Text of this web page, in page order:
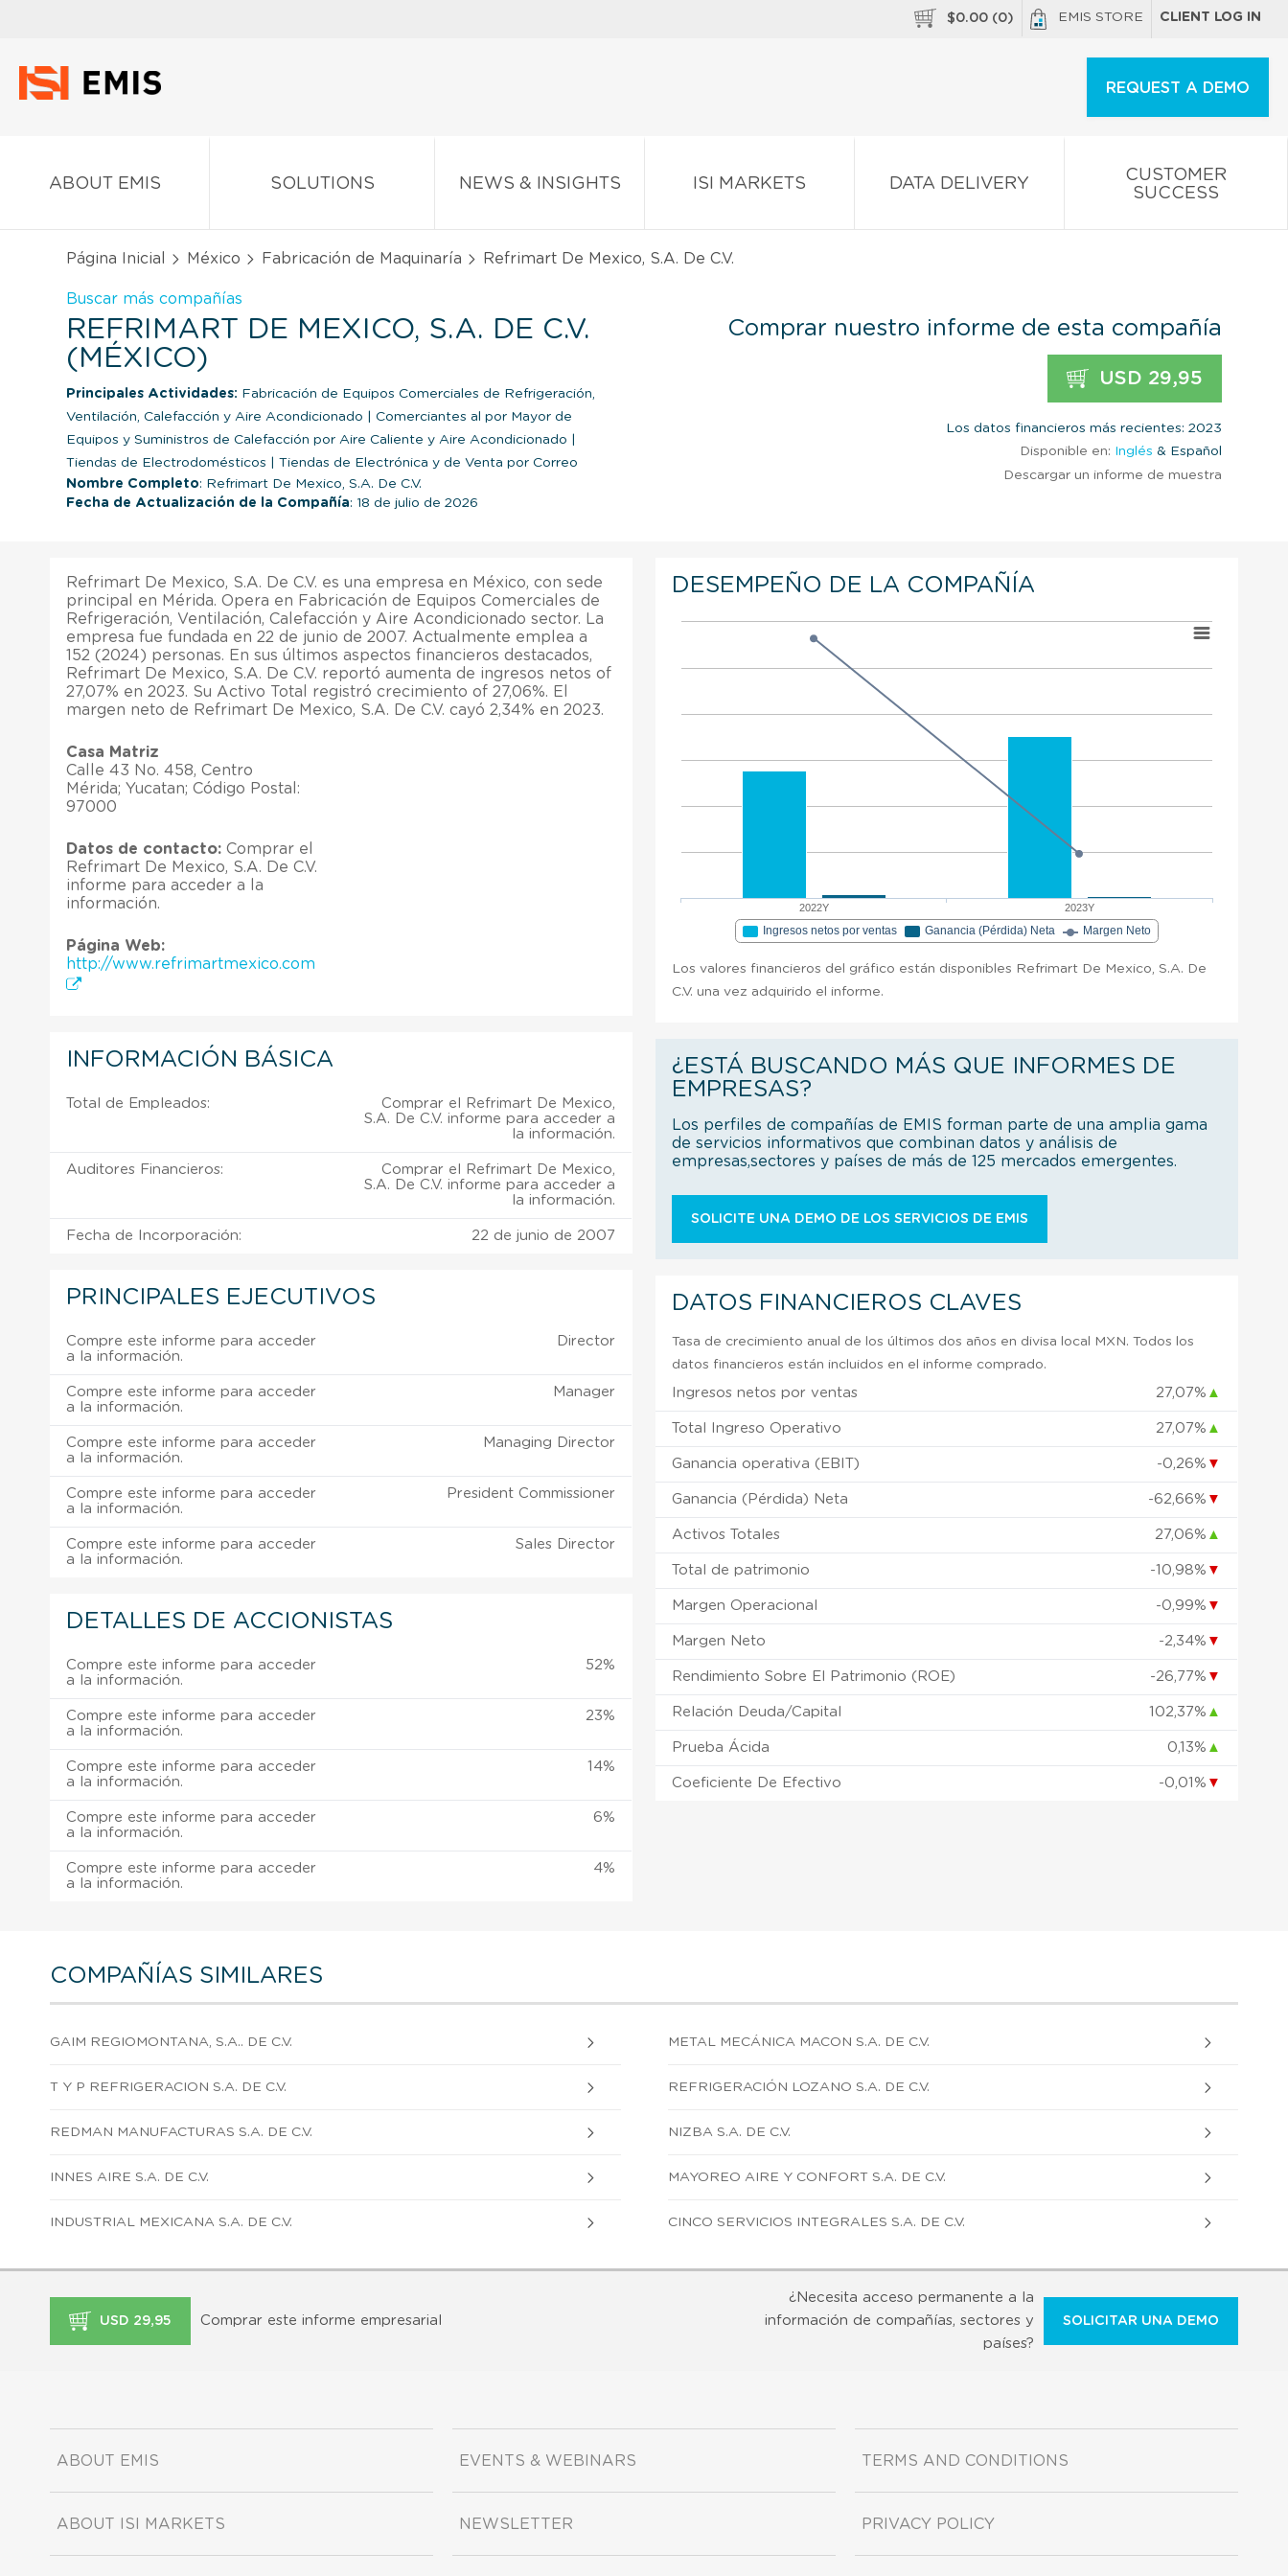
$0.00 (0) EMIS STORE CLIENT LOG IN
REQUEST A DEMO
ABOUT EMIS SOLUTIONS NEWS & INSIGHTS ISI MARKETS DATA DELIVERY
CUSTOMER
SUCCESS
Página Inicial México Fabricación de Maquinaría Refrimart De Mexico, S.A. De C.V.
Buscar más compañías
REFRIMART DE MEXICO, S.A. DE C.V.
(MÉXICO)
Principales Actividades: Fabricación de Equipos Comerciales de Refrigeración,
Ventilación, Calefacción y Aire Acondicionado
Comerciantes al por Mayor de
Equipos y Suministros de Calefacción por Aire Caliente y Aire Acondicionado
Tiendas de Electrodomésticos
Tiendas de Electrónica y de Venta por Correo
Nombre Completo: Refrimart De Mexico, S.A. De C.V.
Fecha de Actualización de la Compañía: 18 de julio de 2026
Comprar nuestro informe de esta compañía
USD 29,95
Los datos financieros más recientes: 2023
Disponible en: Inglés & Español
Descargar un informe de muestra
Refrimart De Mexico, S.A. De C.V. es una empresa en México, con sede
principal en Mérida. Opera en Fabricación de Equipos Comerciales de
Refrigeración, Ventilación, Calefacción y Aire Acondicionado sector. La
empresa fue fundada en 22 de junio de 2007. Actualmente emplea a
152 (2024) personas. En sus últimos aspectos financieros destacados,
Refrimart De Mexico, S.A. De C.V. reportó aumenta de ingresos netos of
27,07% en 2023. Su Activo Total registró crecimiento of 27,06%. El
margen neto de Refrimart De Mexico, S.A. De C.V. cayó 2,34% en 2023.
Casa Matriz
Calle 43 No. 458, Centro
Mérida; Yucatan; Código Postal:
97000
Datos de contacto: Comprar el
Refrimart De Mexico, S.A. De C.V.
informe para acceder a la
información.
Página Web:
http://www.refrimartmexico.com
INFORMACIÓN BÁSICA
Total de Empleados:
Comprar el Refrimart De Mexico,
S.A. De C.V. informe para acceder a
la información.
Auditores Financieros:
Comprar el Refrimart De Mexico,
S.A. De C.V. informe para acceder a
la información.
Fecha de Incorporación: 22 de junio de 2007
PRINCIPALES EJECUTIVOS
Compre este informe para acceder
a la información.
Director
Compre este informe para acceder
a la información.
Manager
Compre este informe para acceder
a la información.
Managing Director
Compre este informe para acceder
a la información.
President Commissioner
Compre este informe para acceder
a la información.
Sales Director
DETALLES DE ACCIONISTAS
Compre este informe para acceder
a la información.
52%
Compre este informe para acceder
a la información.
23%
Compre este informe para acceder
a la información.
14%
Compre este informe para acceder
a la información.
6%
Compre este informe para acceder
a la información.
4%
DESEMPEÑO DE LA COMPAÑÍA
2022Y 2023Y
Ingresos netos por ventas Ganancia (Pérdida) Neta Margen Neto
Los valores financieros del gráfico están disponibles Refrimart De Mexico, S.A. De
C.V. una vez adquirido el informe.
¿ESTÁ BUSCANDO MÁS QUE INFORMES DE
EMPRESAS?
Los perfiles de compañías de EMIS forman parte de una amplia gama
de servicios informativos que combinan datos y análisis de
empresas,sectores y países de más de 125 mercados emergentes.
SOLICITE UNA DEMO DE LOS SERVICIOS DE EMIS
DATOS FINANCIEROS CLAVES
Tasa de crecimiento anual de los últimos dos años en divisa local MXN. Todos los
datos financieros están incluidos en el informe comprado.
Ingresos netos por ventas 27,07% ▲
Total Ingreso Operativo 27,07% ▲
Ganancia operativa (EBIT) -0,26% ▼
Ganancia (Pérdida) Neta -62,66% ▼
Activos Totales 27,06% ▲
Total de patrimonio -10,98% ▼
Margen Operacional -0,99% ▼
Margen Neto -2,34% ▼
Rendimiento Sobre El Patrimonio (ROE) -26,77% ▼
Relación Deuda/Capital 102,37% ▲
Prueba Ácida 0,13% ▲
Coeficiente De Efectivo -0,01% ▼
COMPAÑÍAS SIMILARES
GAIM REGIOMONTANA, S.A.. DE C.V. METAL MECÁNICA MACON S.A. DE C.V.
T Y P REFRIGERACION S.A. DE C.V. REFRIGERACIÓN LOZANO S.A. DE C.V.
REDMAN MANUFACTURAS S.A. DE C.V. NIZBA S.A. DE C.V.
INNES AIRE S.A. DE C.V. MAYOREO AIRE Y CONFORT S.A. DE C.V.
INDUSTRIAL MEXICANA S.A. DE C.V. CINCO SERVICIOS INTEGRALES S.A. DE C.V.
USD 29,95 Comprar este informe empresarial
¿Necesita acceso permanente a la
información de compañías, sectores y
países?
SOLICITAR UNA DEMO
ABOUT EMIS
ABOUT ISI MARKETS
EVENTS & WEBINARS
NEWSLETTER
TERMS AND CONDITIONS
PRIVACY POLICY